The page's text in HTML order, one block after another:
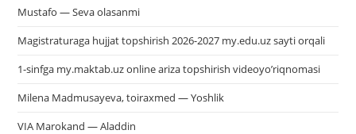
Mustafo — Seva olasanmi
Magistraturaga hujjat topshirish 2026-2027 my.edu.uz sayti orqali
1-sinfga my.maktab.uz online ariza topshirish videoyo’riqnomasi
Milena Madmusayeva, toiraxmed — Yoshlik
VIA Marokand — Aladdin